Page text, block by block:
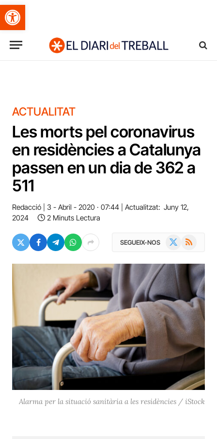
Obre la barra d'eines
ACTUALITAT
Les morts pel coronavirus
en residències a Catalunya
passen en un dia de 362 a
511
Redacció 3 - Abril - 2020 · 07:44 Actualitzat: Juny 12,
2024
2 Minuts Lectura
SEGUEIX-NOS RSS
Alarma per la situació sanitària a les residències / iStock